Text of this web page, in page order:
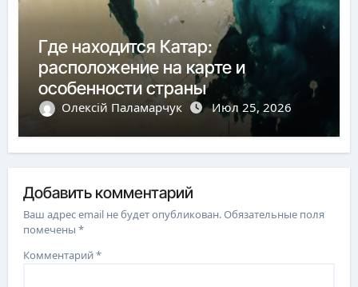
Где находится Катар:
расположение на карте и
особенности страны
Олексій Паламарчук Июл 25, 2026
Добавить комментарий
Ваш адрес email не будет опубликован.Обязательные поля
помечены*
Комментарий*